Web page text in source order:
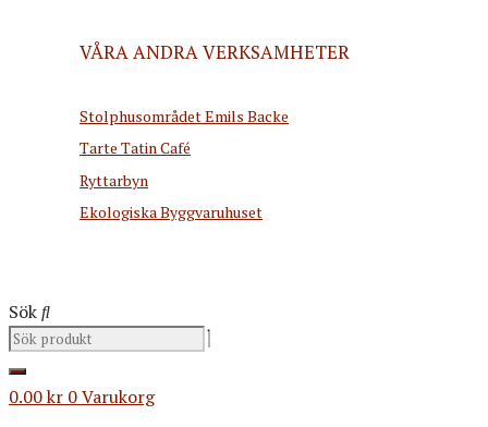
VÅRA ANDRA VERKSAMHETER
Stolphusområdet Emils Backe
Tarte Tatin Café
Ryttarbyn
Ekologiska Byggvaruhuset
Sök
0.00kr 0Varukorg